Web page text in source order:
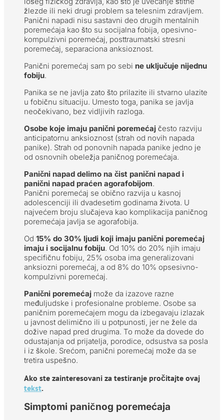
žlezde ili neki drugi problem sa telesnim zdravljem.
Panični napadi nisu sastavni deo drugih mentalnih
poremećaja kao što su socijalna fobija, opesivno-
kompulzivni poremećaj, posttraumatski stresni
poremećaj, separaciona anksioznost.
Panični poremećaj sam po sebi ne uključuje nijednu
fobiju.
Panika se ne javlja zato što prilazite ili stvarno ulazite
u fobičnu situaciju. Umesto toga, panika se javlja
neočekivano, bez vidljivih razloga.
Osobe koje imaju panični poremećaj često razviju
anticipatornu anksioznost (strah od novih napada
panike). Strah od ponovnih napada panike jedno je
od osnovnih obeležja paničnog poremećaja.
Panični napad delimo na čist panični napad i
panični napad praćen agorafobijom.
Panični poremećaj se obično razvija u kasnoj
adolescenciji ili dvadesetim godinama života. U
najvećem broju slučajeva kao komplikacija paničnog
poremećaja javlja se agorafobija.
Od 15% do 30% ljudi koji imaju panični poremećaj
imaju i socijalnu fobiju. Od 10% do 20% njih imaju
specifičnu fobiju, 25% osoba ima generalizovani
anksiozni poremećaj, a od 8% do 10% opsesivno-
kompulzivni poremećaj.
Panični poremećaj može da izazove razne
međuljudske i profesionalne probleme. Osobe sa
paničnim poremećajem mogu da izbegavaju izlazak
u javnost delimično ili u potpunosti, jer ne žele da
dožive napad pred drugima. To može da dovede do
odustajanja od prijatelja, porodice, odsustva sa posla
i iz škole. Srećom, panični poremećaj može da se
tretira uspešno.
Ako ste zainteresovani za testiranje pročitajte ovaj
tekst.
Simptomi paničnog poremećaja